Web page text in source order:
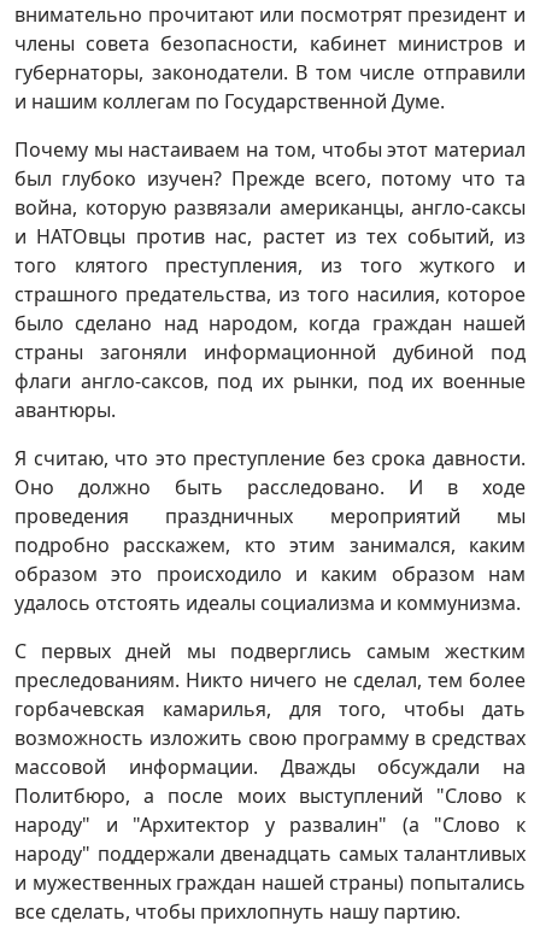
внимательно прочитают или посмотрят президент и
члены совета безопасности, кабинет министров и
губернаторы, законодатели. В том числе отправили
и нашим коллегам по Государственной Думе.
Почему мы настаиваем на том, чтобы этот материал
был глубоко изучен? Прежде всего, потому что та
война, которую развязали американцы, англо-саксы
и НАТОвцы против нас, растет из тех событий, из
того клятого преступления, из того жуткого и
страшного предательства, из того насилия, которое
было сделано над народом, когда граждан нашей
страны загоняли информационной дубиной под
флаги англо-саксов, под их рынки, под их военные
авантюры.
Я считаю, что это преступление без срока давности.
Оно должно быть расследовано. И в ходе
проведения праздничных мероприятий мы
подробно расскажем, кто этим занимался, каким
образом это происходило и каким образом нам
удалось отстоять идеалы социализма и коммунизма.
С первых дней мы подверглись самым жестким
преследованиям. Никто ничего не сделал, тем более
горбачевская камарилья, для того, чтобы дать
возможность изложить свою программу в средствах
массовой информации. Дважды обсуждали на
Политбюро, а после моих выступлений "Слово к
народу" и "Архитектор у развалин" (а "Слово к
народу" поддержали двенадцать самых талантливых
и мужественных граждан нашей страны) попытались
все сделать, чтобы прихлопнуть нашу партию.